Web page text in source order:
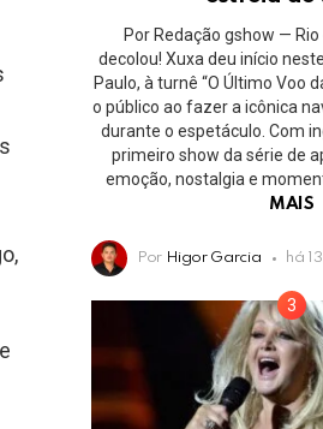
Por Redação gshow —
decolou! Xuxa deu início
Paulo, à turnê “O Último Voo
o público ao fazer a icônica
durante o espetáculo. Com
primeiro show da série de
emoção, nostalgia e
MAIS
Por Higor Garcia há